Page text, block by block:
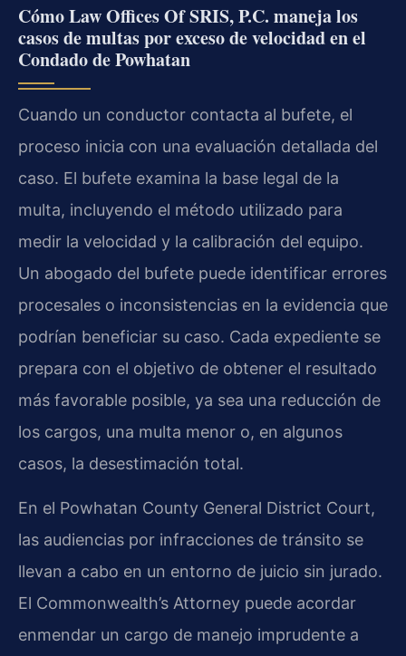
Cómo Law Offices Of SRIS, P.C. maneja los
casos de multas por exceso de velocidad en el
Condado de Powhatan
Cuando un conductor contacta al bufete, el
proceso inicia con una evaluación detallada del
caso. El bufete examina la base legal de la
multa, incluyendo el método utilizado para
medir la velocidad y la calibración del equipo.
Un abogado del bufete puede identificar errores
procesales o inconsistencias en la evidencia que
podrían beneficiar su caso. Cada expediente se
prepara con el objetivo de obtener el resultado
más favorable posible, ya sea una reducción de
los cargos, una multa menor o, en algunos
casos, la desestimación total.
En el Powhatan County General District Court,
las audiencias por infracciones de tránsito se
llevan a cabo en un entorno de juicio sin jurado.
El Commonwealth’s Attorney puede acordar
enmendar un cargo de manejo imprudente a